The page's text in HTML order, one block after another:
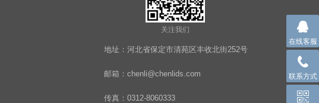
关注我们
地址：河北省保定市清苑区丰收北街252号
邮箱：chenli@chenlids.com
传真：0312-8060333
在线客服
联系方式